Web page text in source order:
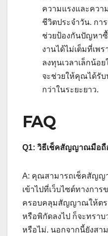
ความแรงและคว
ชีวิตประจำวัน. กา
ช่วยป้องกันปัญหา
งานได้ไม่เต็มที่เ
ลงทุนเวลาเล็กน้อ
จะช่วยให้คุณได้รั
กว่าในระยะยาว.
FAQ
Q1: วิธีเช็คสัญญาณมือถื
A: คุณสามารถเช็คสัญญ
เข้าไปที่เว็บไซต์ทางกา
ครอบคลุมสัญญาณให้ตร
หรือพิกัดลงไป ก็จะทรา
หรือไม่. นอกจากนี้ยังส